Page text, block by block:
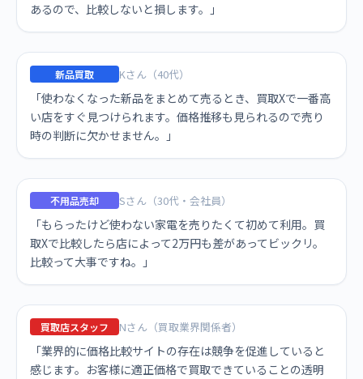
あるので、比較しないと損します。」
新品買取 Kさん（40代）
「使わなくなった新品をまとめて売るとき、買取Xで一番高
い店をすぐ見つけられます。価格推移も見られるので売り
時の判断に欠かせません。」
不用品売却 Sさん（30代・会社員）
「もらったけど使わない家電を売りたくて初めて利用。買
取Xで比較したら店によって2万円も差があってビックリ。
比較って大事ですね。」
買取店スタッフ Nさん（買取業界関係者）
「業界的に価格比較サイトの存在は競争を促進していると
感じます。お客様に適正価格で買取できていることの透明